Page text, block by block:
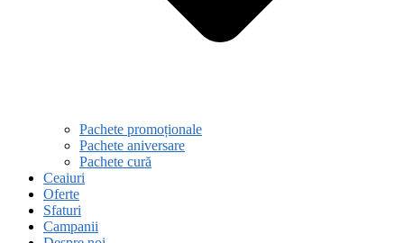
Pachete promoționale
Pachete aniversare
Pachete cură
Ceaiuri
Oferte
Sfaturi
Campanii